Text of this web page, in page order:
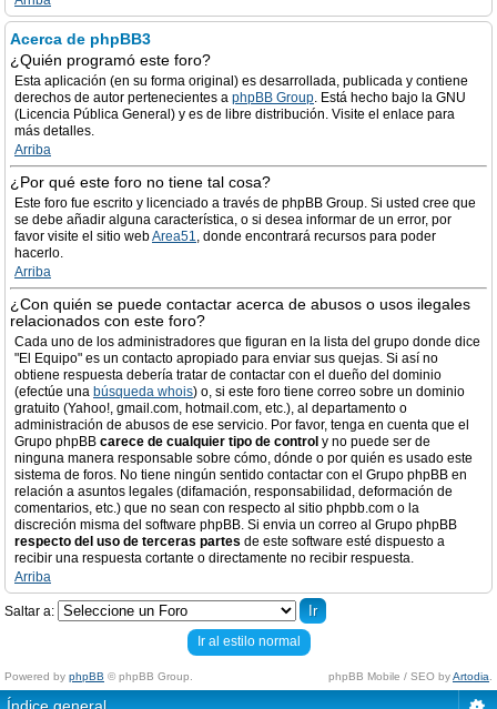
Acerca de phpBB3
¿Quién programó este foro?
Esta aplicación (en su forma original) es desarrollada, publicada y contiene
derechos de autor pertenecientes a phpBB Group. Está hecho bajo la GNU
(Licencia Pública General) y es de libre distribución. Visite el enlace para
más detalles.
Arriba
¿Por qué este foro no tiene tal cosa?
Este foro fue escrito y licenciado a través de phpBB Group. Si usted cree que
se debe añadir alguna característica, o si desea informar de un error, por
favor visite el sitio webArea51, donde encontrará recursos para poder
hacerlo.
Arriba
¿Con quién se puede contactar acerca de abusos o usos ilegales
relacionados con este foro?
Cada uno de los administradores que figuran en la lista del grupo donde dice
"El Equipo" es un contacto apropiado para enviar sus quejas. Si así no
obtiene respuesta debería tratar de contactar con el dueño del dominio
(efectúe una búsqueda whois) o, si este foro tiene correo sobre un dominio
gratuito (Yahoo!, gmail.com, hotmail.com, etc.), al departamento o
administración de abusos de ese servicio. Por favor, tenga en cuenta que el
Grupo phpBB carece de cualquier tipo de control y no puede ser de
ninguna manera responsable sobre cómo, dónde o por quién es usado este
sistema de foros. No tiene ningún sentido contactar con el Grupo phpBB en
relación a asuntos legales (difamación, responsabilidad, deformación de
comentarios, etc.) que no sean con respecto al sitio phpbb.com o la
discreción misma del software phpBB. Si envia un correo al Grupo phpBB
respecto del uso de terceras partes de este software esté dispuesto a
recibir una respuesta cortante o directamente no recibir respuesta.
Arriba
Saltar a:
Ir al estilo normal
Powered by phpBB © phpBB Group. phpBB Mobile / SEO byArtodia